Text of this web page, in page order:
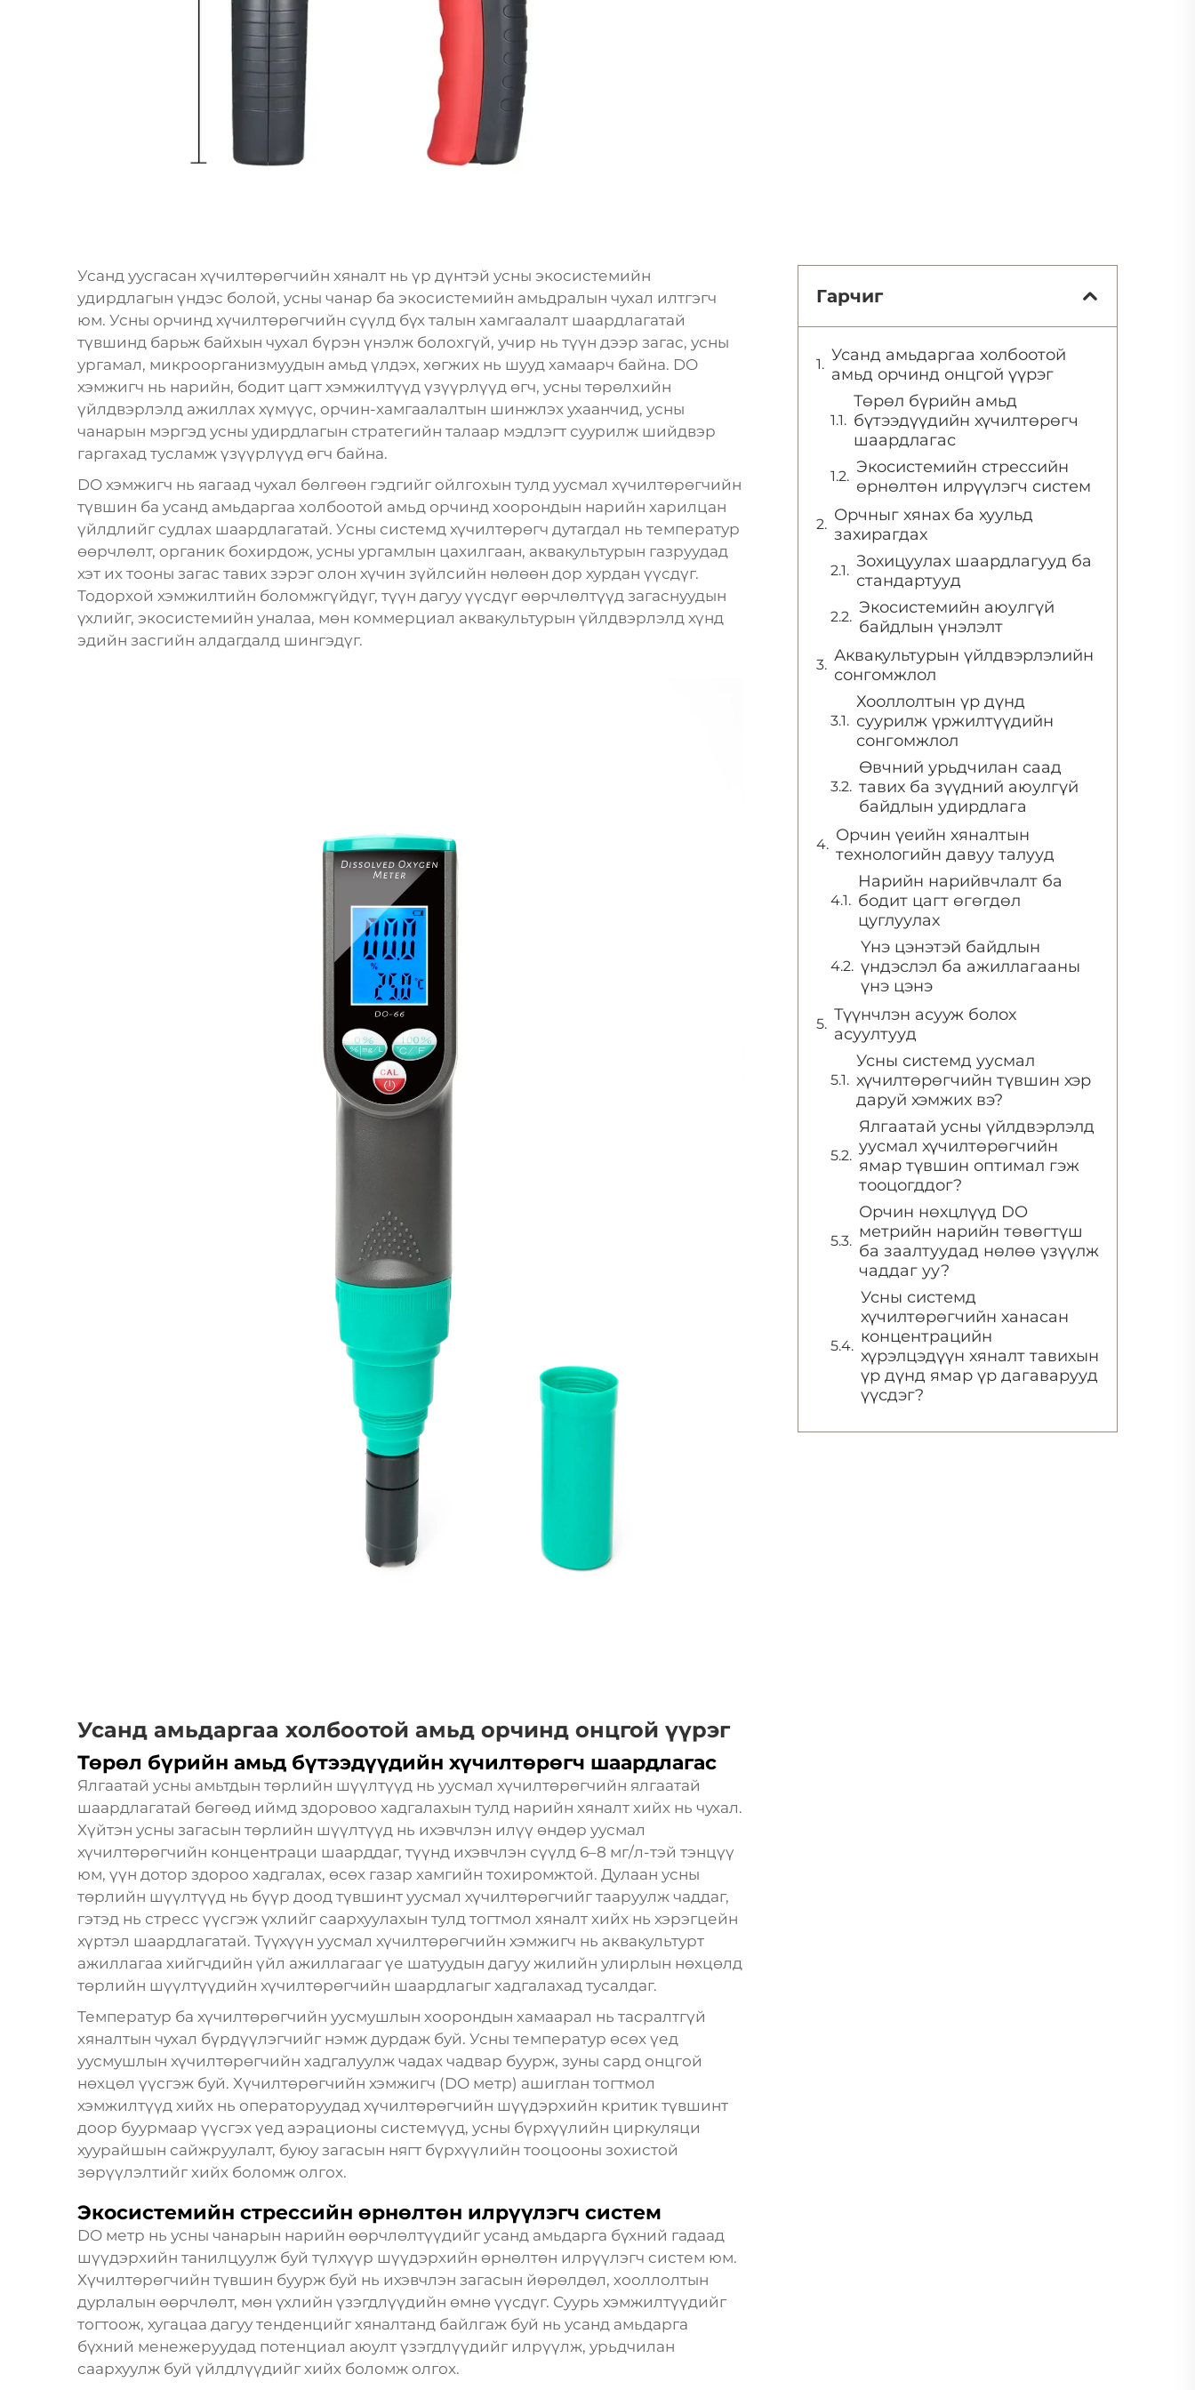
Усанд уусгасан хүчилтөрөгчийн хяналт нь үр дүнтэй усны экосистемийн
удирдлагын үндэс болой, усны чанар ба экосистемийн амьдралын чухал илтгэгч
юм. Усны орчинд хүчилтөрөгчийн сүүлд бүх талын хамгаалалт шаардлагатай
түвшинд барьж байхын чухал бүрэн үнэлж болохгүй, учир нь түүн дээр загас, усны
ургамал, микроорганизмуудын амьд үлдэх, хөгжих нь шууд хамаарч байна. DO
хэмжигч нь нарийн, бодит цагт хэмжилтүүд үзүүрлүүд өгч, усны төрөлхийн
үйлдвэрлэлд ажиллах хүмүүс, орчин-хамгаалалтын шинжлэх ухаанчид, усны
чанарын мэргэд усны удирдлагын стратегийн талаар мэдлэгт суурилж шийдвэр
гаргахад тусламж үзүүрлүүд өгч байна.
DO хэмжигч нь яагаад чухал бөлгөөн гэдгийг ойлгохын тулд уусмал хүчилтөрөгчийн
түвшин ба усанд амьдаргаа холбоотой амьд орчинд хоорондын нарийн харилцан
үйлдлийг судлах шаардлагатай. Усны системд хүчилтөрөгч дутагдал нь температур
өөрчлөлт, органик бохирдож, усны ургамлын цахилгаан, аквакультурын газруудад
хэт их тооны загас тавих зэрэг олон хүчин зүйлсийн нөлөөн дор хурдан үүсдүг.
Тодорхой хэмжилтийн боломжгүйдүг, түүн дагуу үүсдүг өөрчлөлтүүд загаснуудын
үхлийг, экосистемийн уналаа, мөн коммерциал аквакультурын үйлдвэрлэлд хүнд
эдийн засгийн алдагдалд шингэдүг.
Усанд амьдаргаа холбоотой амьд орчинд онцгой үүрэг
Төрөл бүрийн амьд бүтээдүүдийн хүчилтөрөгч шаардлагас
Ялгаатай усны амьтдын төрлийн шүүлтүүд нь уусмал хүчилтөрөгчийн ялгаатай
шаардлагатай бөгөөд иймд здоровоо хадгалахын тулд нарийн хяналт хийх нь чухал.
Хүйтэн усны загасын төрлийн шүүлтүүд нь ихэвчлэн илүү өндөр уусмал
хүчилтөрөгчийн концентраци шаарддаг, түүнд ихэвчлэн сүүлд 6–8 мг/л-тэй тэнцүү
юм, үүн дотор здороо хадгалах, өсөх газар хамгийн тохиромжтой. Дулаан усны
төрлийн шүүлтүүд нь бүүр доод түвшинт уусмал хүчилтөрөгчийг тааруулж чаддаг,
гэтэд нь стресс үүсгэж үхлийг саархуулахын тулд тогтмол хяналт хийх нь хэрэгцейн
хүртэл шаардлагатай. Түүхүүн уусмал хүчилтөрөгчийн хэмжигч нь аквакультурт
ажиллагаа хийгчдийн үйл ажиллагааг үе шатуудын дагуу жилийн улирлын нөхцөлд
төрлийн шүүлтүүдийн хүчилтөрөгчийн шаардлагыг хадгалахад тусалдаг.
Температур ба хүчилтөрөгчийн уусмушлын хоорондын хамаарал нь тасралтгүй
хяналтын чухал бүрдүүлэгчийг нэмж дурдаж буй. Усны температур өсөх үед
уусмушлын хүчилтөрөгчийн хадгалуулж чадах чадвар буурж, зуны сард онцгой
нөхцөл үүсгэж буй. Хүчилтөрөгчийн хэмжигч (DO метр) ашиглан тогтмол
хэмжилтүүд хийх нь операторуудад хүчилтөрөгчийн шүүдэрхийн критик түвшинт
доор буурмаар үүсгэх үед аэрационы системүүд, усны бүрхүүлийн циркуляци
хуурайшын сайжруулалт, буюу загасын нягт бүрхүүлийн тооцооны зохистой
зөрүүлэлтийг хийх боломж олгох.
Экосистемийн стрессийн өрнөлтөн илрүүлэгч систем
DO метр нь усны чанарын нарийн өөрчлөлтүүдийг усанд амьдарга бүхний гадаад
шүүдэрхийн танилцуулж буй түлхүүр шүүдэрхийн өрнөлтөн илрүүлэгч систем юм.
Хүчилтөрөгчийн түвшин буурж буй нь ихэвчлэн загасын йөрөлдөл, хооллолтын
дурлалын өөрчлөлт, мөн үхлийн үзэгдлүүдийн өмнө үүсдүг. Суурь хэмжилтүүдийг
тогтоож, хугацаа дагуу тенденцийг хяналтанд байлгаж буй нь усанд амьдарга
бүхний менежеруудад потенциал аюулт үзэгдлүүдийг илрүүлж, урьдчилан
саархуулж буй үйлдлүүдийг хийх боломж олгох.
Гарчиг
Усанд амьдаргаа холбоотой
амьд орчинд онцгой үүрэг
Төрөл бүрийн амьд
бүтээдүүдийн хүчилтөрөгч
шаардлагас
Экосистемийн стрессийн
өрнөлтөн илрүүлэгч систем
Орчныг хянах ба хуульд
захирагдах
Зохицуулах шаардлагууд ба
стандартууд
Экосистемийн аюулгүй
байдлын үнэлэлт
Аквакультурын үйлдвэрлэлийн
сонгомжлол
Хооллолтын үр дүнд
суурилж үржилтүүдийн
сонгомжлол
Өвчний урьдчилан саад
тавих ба зүүдний аюулгүй
байдлын удирдлага
Орчин үеийн хяналтын
технологийн давуу талууд
Нарийн нарийвчлалт ба
бодит цагт өгөгдөл
цуглуулах
Үнэ цэнэтэй байдлын
үндэслэл ба ажиллагааны
үнэ цэнэ
Түүнчлэн асууж болох
асуултууд
Усны системд уусмал
хүчилтөрөгчийн түвшин хэр
даруй хэмжих вэ?
Ялгаатай усны үйлдвэрлэлд
уусмал хүчилтөрөгчийн
ямар түвшин оптимал гэж
тооцогддог?
Орчин нөхцлүүд DO
метрийн нарийн төвөгтүш
ба заалтуудад нөлөө үзүүлж
чаддаг уу?
Усны системд
хүчилтөрөгчийн ханасан
концентрацийн
хүрэлцэдүүн хяналт тавихын
үр дүнд ямар үр дагаварууд
үүсдэг?